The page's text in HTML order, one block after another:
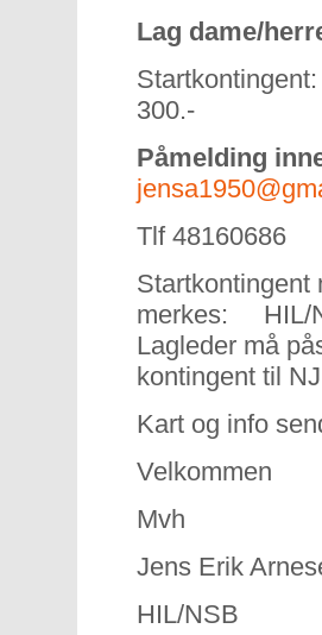
Lag dame/
300.-
Påmelding
Tlf 48160686
Startkontingent
merkes: HIL/
Lagleder må
kontingent til
Kart og info
Velkommen
Mvh
Jens Erik
HIL/NSB